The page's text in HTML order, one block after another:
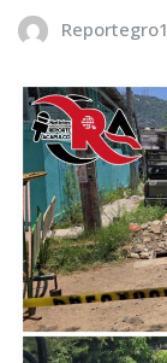
Reportegro1